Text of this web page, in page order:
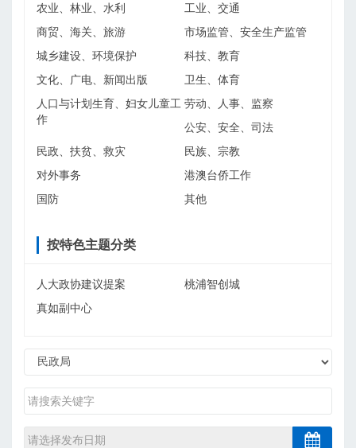
农业、林业、水利
工业、交通
商贸、海关、旅游
市场监管、安全生产监管
城乡建设、环境保护
科技、教育
文化、广电、新闻出版
卫生、体育
人口与计划生育、妇女儿童工
作
劳动、人事、监察
公安、安全、司法
民政、扶贫、救灾
民族、宗教
对外事务
港澳台侨工作
国防
其他
按特色主题分类
人大政协建议提案
桃浦智创城
真如副中心